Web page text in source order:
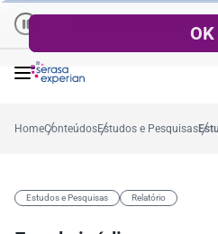
-5,4% Empresas | Recuperação
no ano
HomeConteúdosEstudos e Pesquisas
Estudos e Pesquisas Relatório